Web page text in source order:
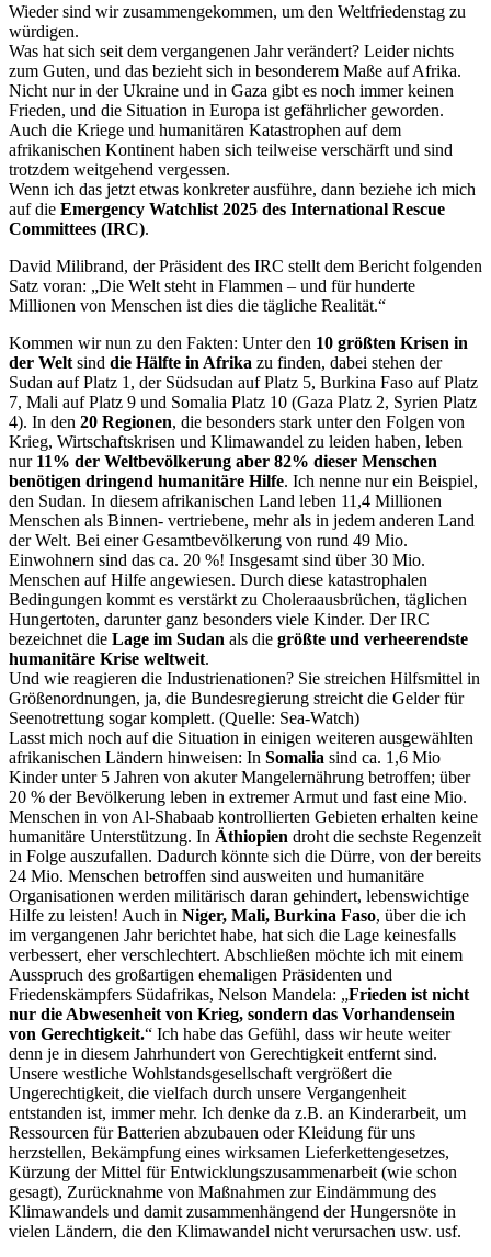
Wieder sind wir zusammengekommen, um den Weltfriedenstag zu
würdigen.
Was hat sich seit dem vergangenen Jahr verändert? Leider nichts
zum Guten, und das bezieht sich in besonderem Maße auf Afrika.
Nicht nur in der Ukraine und in Gaza gibt es noch immer keinen
Frieden, und die Situation in Europa ist gefährlicher geworden.
Auch die Kriege und humanitären Katastrophen auf dem
afrikanischen Kontinent haben sich teilweise verschärft und sind
trotzdem weitgehend vergessen.
Wenn ich das jetzt etwas konkreter ausführe, dann beziehe ich mich
auf die Emergency Watchlist 2025 des International Rescue
Committees (IRC).
David Milibrand, der Präsident des IRC stellt dem Bericht folgenden
Satz voran: „Die Welt steht in Flammen – und für hunderte
Millionen von Menschen ist dies die tägliche Realität.“
Kommen wir nun zu den Fakten: Unter den 10 größten Krisen in
der Welt sind die Hälfte in Afrika zu finden, dabei stehen der
Sudan auf Platz 1, der Südsudan auf Platz 5, Burkina Faso auf Platz
7, Mali auf Platz 9 und Somalia Platz 10 (Gaza Platz 2, Syrien Platz
4). In den 20 Regionen, die besonders stark unter den Folgen von
Krieg, Wirtschaftskrisen und Klimawandel zu leiden haben, leben
nur 11% der Weltbevölkerung aber 82% dieser Menschen
benötigen dringend humanitäre Hilfe. Ich nenne nur ein Beispiel,
den Sudan. In diesem afrikanischen Land leben 11,4 Millionen
Menschen als Binnen- vertriebene, mehr als in jedem anderen Land
der Welt. Bei einer Gesamtbevölkerung von rund 49 Mio.
Einwohnern sind das ca. 20 %! Insgesamt sind über 30 Mio.
Menschen auf Hilfe angewiesen. Durch diese katastrophalen
Bedingungen kommt es verstärkt zu Choleraausbrüchen, täglichen
Hungertoten, darunter ganz besonders viele Kinder. Der IRC
bezeichnet die Lage im Sudan als die größte und verheerendste
humanitäre Krise weltweit.
Und wie reagieren die Industrienationen? Sie streichen Hilfsmittel in
Größenordnungen, ja, die Bundesregierung streicht die Gelder für
Seenotrettung sogar komplett. (Quelle: Sea-Watch)
Lasst mich noch auf die Situation in einigen weiteren ausgewählten
afrikanischen Ländern hinweisen: In Somalia sind ca. 1,6 Mio
Kinder unter 5 Jahren von akuter Mangelernährung betroffen; über
20 % der Bevölkerung leben in extremer Armut und fast eine Mio.
Menschen in von Al-Shabaab kontrollierten Gebieten erhalten keine
humanitäre Unterstützung. In Äthiopien droht die sechste Regenzeit
in Folge auszufallen. Dadurch könnte sich die Dürre, von der bereits
24 Mio. Menschen betroffen sind ausweiten und humanitäre
Organisationen werden militärisch daran gehindert, lebenswichtige
Hilfe zu leisten! Auch in Niger, Mali, Burkina Faso, über die ich
im vergangenen Jahr berichtet habe, hat sich die Lage keinesfalls
verbessert, eher verschlechtert. Abschließen möchte ich mit einem
Ausspruch des großartigen ehemaligen Präsidenten und
Friedenskämpfers Südafrikas, Nelson Mandela: „Frieden ist nicht
nur die Abwesenheit von Krieg, sondern das Vorhandensein
von Gerechtigkeit.“ Ich habe das Gefühl, dass wir heute weiter
denn je in diesem Jahrhundert von Gerechtigkeit entfernt sind.
Unsere westliche Wohlstandsgesellschaft vergrößert die
Ungerechtigkeit, die vielfach durch unsere Vergangenheit
entstanden ist, immer mehr. Ich denke da z.B. an Kinderarbeit, um
Ressourcen für Batterien abzubauen oder Kleidung für uns
herzstellen, Bekämpfung eines wirksamen Lieferkettengesetzes,
Kürzung der Mittel für Entwicklungszusammenarbeit (wie schon
gesagt), Zurücknahme von Maßnahmen zur Eindämmung des
Klimawandels und damit zusammenhängend der Hungersnöte in
vielen Ländern, die den Klimawandel nicht verursachen usw. usf.